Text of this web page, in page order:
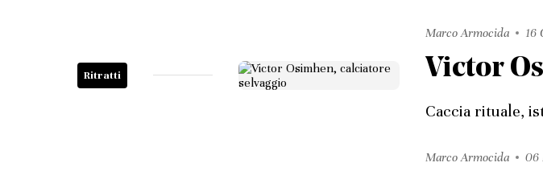
Ritratti
Marco Armocida 16
Victor
Caccia rituale,
Marco Armocida 06